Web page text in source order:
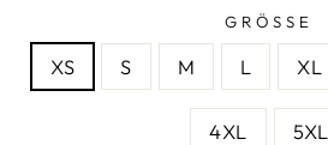
GRÖSSE
XS S M L XL
4XL 5XL